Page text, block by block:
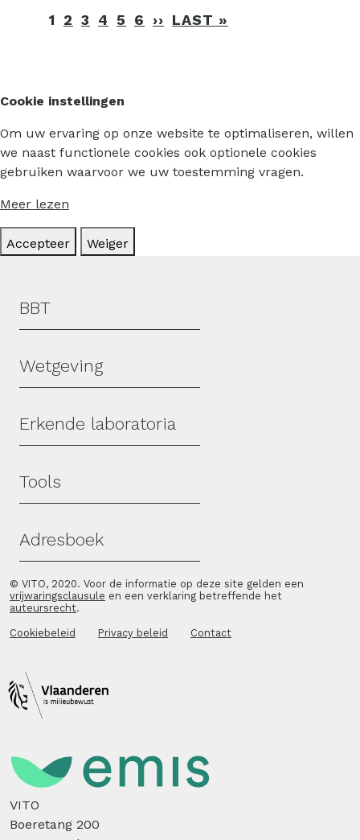
Paginering
1 2 3 4 5 6 ›› VOLGENDE
LAST »
Cookie instellingen
Om uw ervaring op onze website te optimaliseren, willen
we naast functionele cookies ook optionele cookies
gebruiken waarvoor we uw toestemming vragen.
Meer lezen
Accepteer Weiger
Hoofdmenu
BBT
Wetgeving
Erkende laboratoria
Tools
Adresboek
© VITO, 2020. Voor de informatie op deze site gelden een
vrijwaringsclausule en een verklaring betreffende het
auteursrecht.
Cookiebeleid Privacy beleid Contact
VITO
Boeretang 200